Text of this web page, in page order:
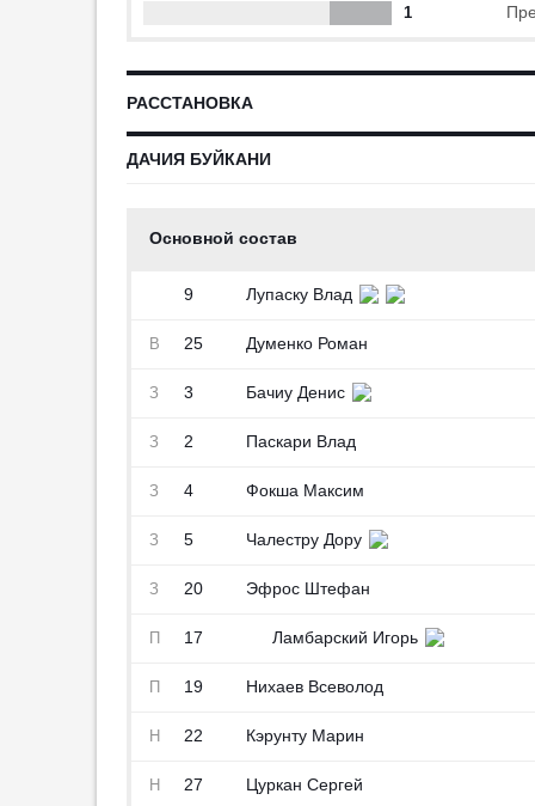
Москвичев: «„Зенит“ должен
16:52
2
сложности могут возникнуть у
Даку в «Спартаке»
Самедов: «Даку сто процентов
интересуются защитником
16:31
1
РАССТАНОВКА
ДАЧИЯ БУЙКАНИ
Основной состав
9 Лупаску Влад
В 25 Думенко Роман
З 3 Бачиу Денис
З 2 Паскари Влад
З 4 Фокша Максим
З 5 Чалестру Дору
З 20 Эфрос Штефан
П 17 Ламбарский Игорь
П 19 Нихаев Всеволод
Н 22 Кэрунту Марин
Н 27 Цуркан Сергей